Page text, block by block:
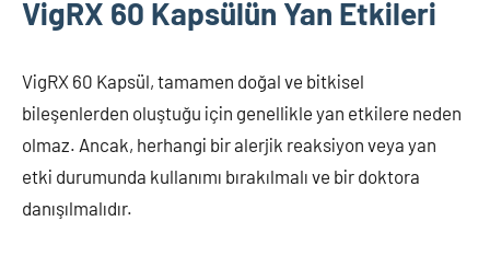
VigRX 60 Kapsülün Yan Etkileri
VigRX 60 Kapsül, tamamen doğal ve bitkisel
bileşenlerden oluştuğu için genellikle yan etkilere neden
olmaz. Ancak, herhangi bir alerjik reaksiyon veya yan
etki durumunda kullanımı bırakılmalı ve bir doktora
danışılmalıdır.